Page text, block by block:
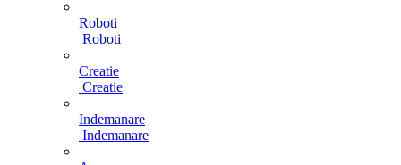
Roboti
Roboti
Creatie
Creatie
Indemanare
Indemanare